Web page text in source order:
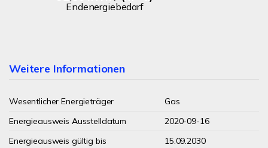
Endenergiebedarf
Weitere Informationen
Wesentlicher Energieträger
Gas
Energieausweis Ausstelldatum
2020-09-16
Energieausweis gültig bis
15.09.2030